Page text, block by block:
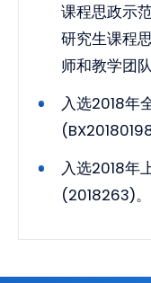
课程思政示
研究生课程
师和教学团
入选2018年
入选2018年
(2018263)。